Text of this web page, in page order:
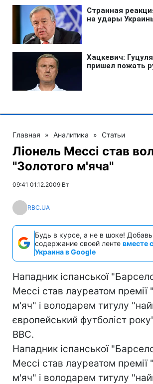
Главная » Аналитика » Статьи
Ліонель Мессі став
"Золотого м'яча"
09:41 01.12.2009 Вт
RBC.UA
Будь в курсе, а не в шоке! Добавь
содержание своей ленте вместе
Украина в Google
Нападник іспанської
Мессі став лауреатом премії
м'яч" і володарем титулу
європейський футболіст
ВВС.
Нападник іспанської
Мессі став лауреатом премії
м'яч" і володарем титулу